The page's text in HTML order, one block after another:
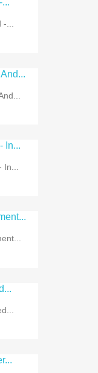
-...